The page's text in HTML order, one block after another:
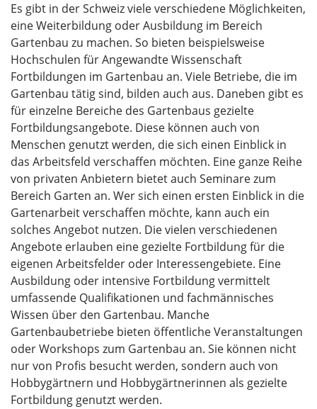
Es gibt in der Schweiz viele verschiedene Möglichkeiten,
eine Weiterbildung oder Ausbildung im Bereich
Gartenbau zu machen. So bieten beispielsweise
Hochschulen für Angewandte Wissenschaft
Fortbildungen im Gartenbau an. Viele Betriebe, die im
Gartenbau tätig sind, bilden auch aus. Daneben gibt es
für einzelne Bereiche des Gartenbaus gezielte
Fortbildungsangebote. Diese können auch von
Menschen genutzt werden, die sich einen Einblick in
das Arbeitsfeld verschaffen möchten. Eine ganze Reihe
von privaten Anbietern bietet auch Seminare zum
Bereich Garten an. Wer sich einen ersten Einblick in die
Gartenarbeit verschaffen möchte, kann auch ein
solches Angebot nutzen. Die vielen verschiedenen
Angebote erlauben eine gezielte Fortbildung für die
eigenen Arbeitsfelder oder Interessengebiete. Eine
Ausbildung oder intensive Fortbildung vermittelt
umfassende Qualifikationen und fachmännisches
Wissen über den Gartenbau. Manche
Gartenbaubetriebe bieten öffentliche Veranstaltungen
oder Workshops zum Gartenbau an. Sie können nicht
nur von Profis besucht werden, sondern auch von
Hobbygärtnern und Hobbygärtnerinnen als gezielte
Fortbildung genutzt werden.